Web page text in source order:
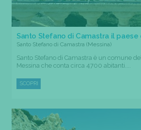
Santo Stefano di Camastra il
Santo Stefano di Camastra (Messina)
Santo Stefano di Camastra è un comune
Messina che conta circa 4700 abitanti....
SCOPRI